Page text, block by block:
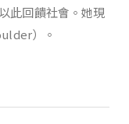
此回饋社會。她現
）。